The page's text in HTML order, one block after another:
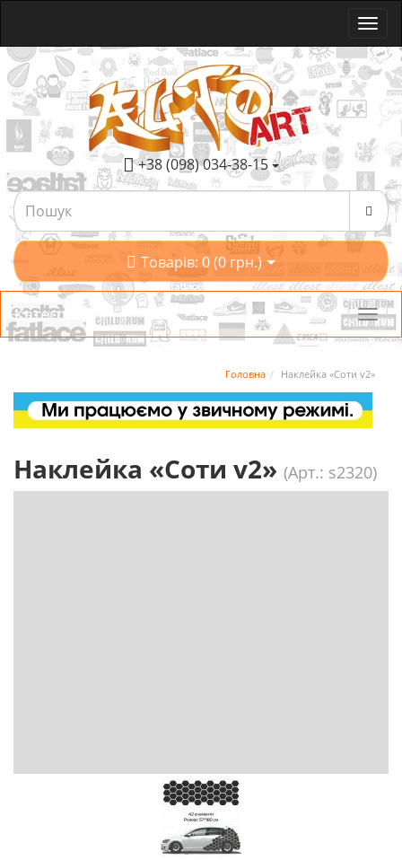
+38 (098) 034-38-15
Товарів: 0 (0 грн.)
Категорії
Головна Наклейка «Соти v2»
Наклейка «Соти v2» (Арт.: s2320)